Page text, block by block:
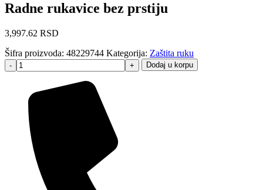
Radne rukavice bez prstiju
3,997.62 RSD
Šifra proizvoda: 48229744 Kategorija: Zaštita ruku
- + Dodaj u korpu